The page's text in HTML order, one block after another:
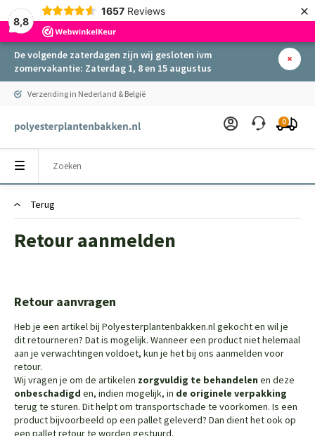
8,8
1657 Reviews ×
De volgende zaterdagen zijn wij gesloten ivm
zomervakantie: Zaterdag 1, 8 en 15 augustus
Verzending in Nederland & België
0
Terug
Retour aanmelden
Retour aanvragen
Heb je een artikel bij Polyesterplantenbakken.nl gekocht en wil je
dit retourneren? Dat is mogelijk. Wanneer een product niet helemaal
aan je verwachtingen voldoet, kun je het bij ons aanmelden voor
retour.
Wij vragen je om de artikelen zorgvuldig te behandelen en deze
onbeschadigd en, indien mogelijk, in de originele verpakking
terug te sturen. Dit helpt om transportschade te voorkomen. Is een
product bijvoorbeeld op een pallet geleverd? Dan dient het ook op
een pallet retour te worden gestuurd.